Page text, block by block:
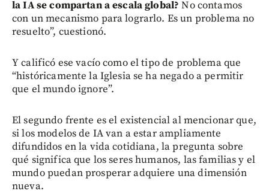
la IA se compartan a escala global?No contamos
con un mecanismo para lograrlo. Es un problema no
resuelto”, cuestionó.
Y calificó ese vacío como el tipo de problema que
“históricamente la Iglesia se ha negado a permitir
que el mundo ignore”.
El segundo frente es el existencial al mencionar que,
si los modelos de IA van a estar ampliamente
difundidos en la vida cotidiana, la pregunta sobre
qué significa que los seres humanos, las familias y el
mundo puedan prosperar adquiere una dimensión
nueva.